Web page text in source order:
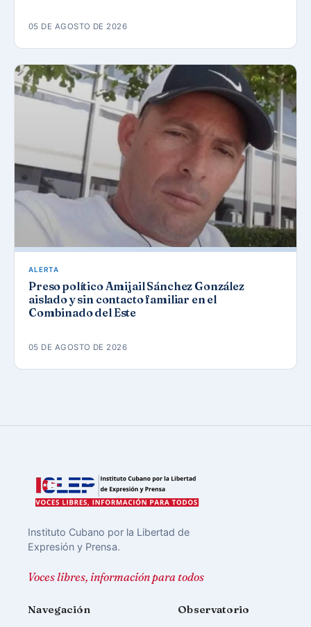
05 DE AGOSTO DE 2026
ALERTA
Preso político Amijail Sánchez González
aislado y sin contacto familiar en el
Combinado del Este
05 DE AGOSTO DE 2026
Instituto Cubano por la Libertad de
Expresión y Prensa.
Voces libres, información para todos
Navegación Observatorio